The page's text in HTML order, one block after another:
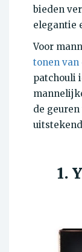
bieden
elegantie
Voor
tonen van
patchouli
de geuren
1.